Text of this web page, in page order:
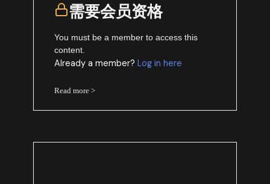
需要会员资格
You must be a member to access this
content.
Already a member?Log in here
Read more >